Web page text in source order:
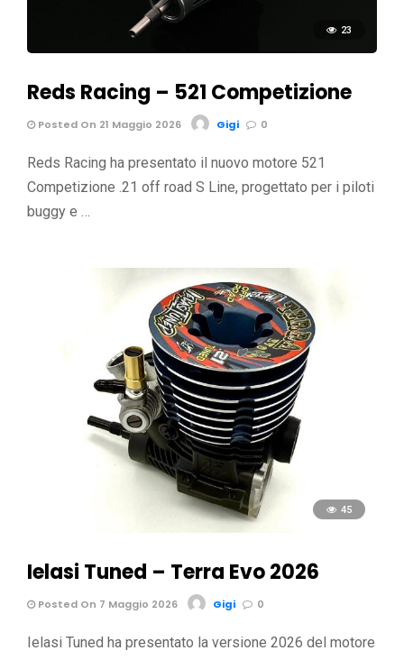
23
Reds Racing – 521 Competizione
Posted On 21 Maggio 2026 Gigi 0
Reds Racing ha presentato il nuovo motore 521
Competizione .21 off road S Line, progettato per i piloti
buggy e …
45
Ielasi Tuned – Terra Evo 2026
Posted On 7 Maggio 2026 Gigi 0
Ielasi Tuned ha presentato la versione 2026 del motore